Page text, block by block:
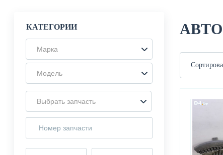
КАТЕГОРИИ
Марка
Модель
Выбрать запчасть